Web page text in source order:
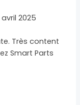
2025
Très content
Smart Parts